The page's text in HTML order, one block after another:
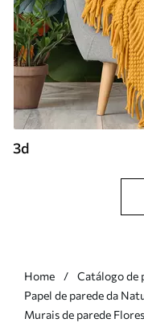
3d
Home
Catálogo de
Papel de parede da
Murais de parede